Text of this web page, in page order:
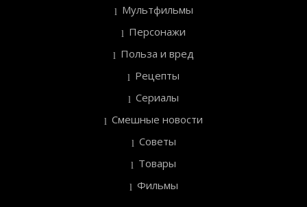
Мультфильмы
Персонажи
Польза и вред
Рецепты
Сериалы
Смешные новости
Советы
Товары
Фильмы